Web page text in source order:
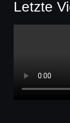
Letzte